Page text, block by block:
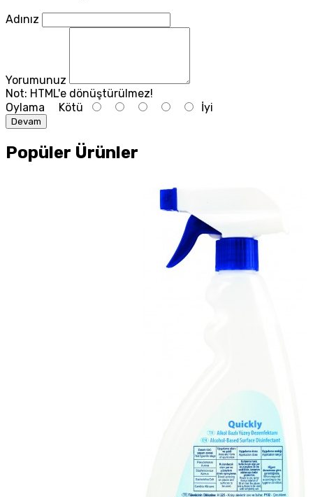
Adınız
Yorumunuz
Not: HTML'e dönüştürülmez!
Oylama Kötü İyi
Devam
Popüler Ürünler